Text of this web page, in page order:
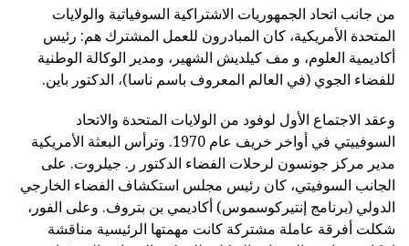
من جانب اتحاد الجمهوريات الاشتراكية السوفياتية والولايات
المتحدة الأمريكية، كان المبادرون للعمل المشترك هم: رئيس
أكاديمية العلوم، و مف كيلديش الشهير، ومدير الوكالة الوطنية
للفضاء الجوي (في العالم المعروف باسم ناسا)، الدكتور باين.
وعقد الاجتماع الأول لوفود من الولايات المتحدة والاتحاد
السوفييتي في أواخر خريف عام 1970. وترأس البعثة الأمريكية
مدير مركز جونسون لرحلات الفضاء الدكتور ر. جيلروت. على
الجانب السوفيتي، كان رئيس مجلس استكشاف الفضاء الخارجي
الدولي (برنامج إنتيركوسموس) أكاديمي بن بتروف. وعلى الفور،
شكلت أفرقة عاملة مشتركة كانت مهمتها الرئيسية مناقشة